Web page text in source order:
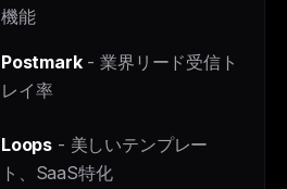
機能
Postmark- 業界リード受信ト
レイ率
Loops - 美しいテンプレー
ト、SaaS特化